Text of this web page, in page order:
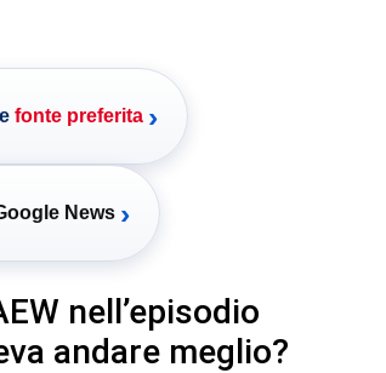
fonte preferita ›
News ›
nell’episodio
andare meglio?